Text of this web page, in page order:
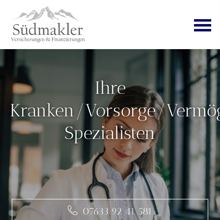
Ihre
Kranken/Vorsorge/
Spezialisten
07633 92 41 581
Ihre
Kranken/Vorsorge/
Spezialisten
07633 92 41 581
07633 92 41 581